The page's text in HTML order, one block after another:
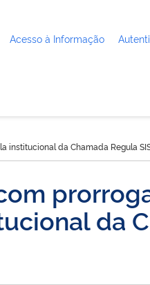
Acesso à Informação
da Chamada Regula
da